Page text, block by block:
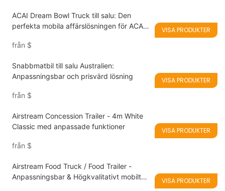
ACAI Dream Bowl Truck till salu: Den
perfekta mobila affärslösningen för ACAI -
från $
VISA PRODUKTER
Snabbmatbil till salu Australien:
Anpassningsbar och prisvärd lösning
från $
VISA PRODUKTER
Airstream Concession Trailer - 4m White
Classic med anpassade funktioner
från $
VISA PRODUKTER
Airstream Food Truck / Food Trailer -
Anpassningsbar & Högkvalitativt mobilt
VISA PRODUKTER